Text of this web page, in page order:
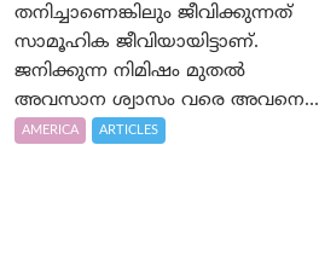
തനിച്ചാണെങ്കിലും ജീവിക്കുന്നത്
സാമൂഹിക ജീവിയായിട്ടാണ്.
ജനിക്കുന്ന നിമിഷം മുതൽ
അവസാന ശ്വാസം വരെ അവനെ...
AMERICA ARTICLES